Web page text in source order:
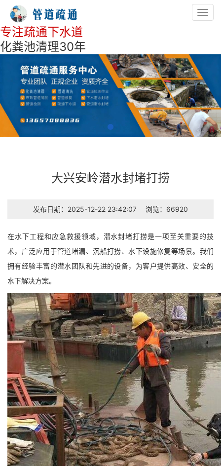
专注疏通下水道
化粪池清理30年
大兴安岭潜水封堵打捞
发布日期：2025-12-22 23:42:07 浏览：66920
在水下工程和应急救援领域，潜水封堵打捞是一项至关重要的技
术，广泛应用于管道堵漏、沉船打捞、水下设施修复等场景。我们
拥有经验丰富的潜水团队和先进的设备，为客户提供高效、安全的
水下解决方案。